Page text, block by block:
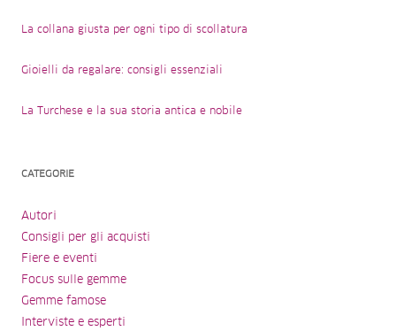
La collana giusta per ogni tipo di scollatura
Gioielli da regalare: consigli essenziali
La Turchese e la sua storia antica e nobile
CATEGORIE
Autori
Consigli per gli acquisti
Fiere e eventi
Focus sulle gemme
Gemme famose
Interviste e esperti